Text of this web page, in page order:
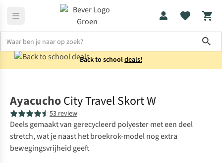
Back to schooldeals!
AyacuchoCity Travel Skort W
53 review
Deels gemaakt van gerecycleerd polyester met een deel
stretch, wat je naast het broekrok-model nog extra
bewegingsvrijheid geeft